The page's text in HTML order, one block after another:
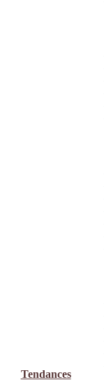
Tendances